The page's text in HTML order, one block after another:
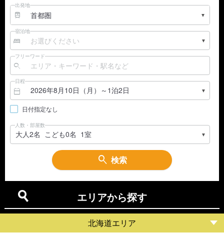
出発地
宿泊地
フリーワード
日程
日付指定なし
人数・部屋数
検索
エリアから探す
北海道エリア